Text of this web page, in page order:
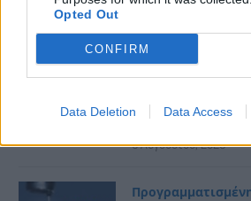
Opted Out
CONFIRM
Data Deletion Data Access
6 Αυγούστου, 2026
Δήμος Ραφήνας –
με χρηματοδότηση
Εφαρμογής του
Σχεδίου στο
6 Αυγούστου, 2026